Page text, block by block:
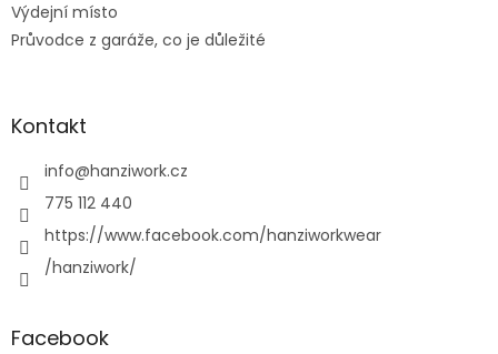
Výdejní místo
Průvodce z garáže, co je důležité
Kontakt
info@hanziwork.cz
775 112 440
https://www.facebook.com/hanziworkwear
/hanziwork/
Facebook